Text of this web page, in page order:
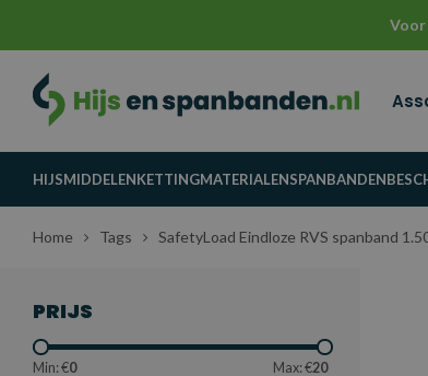
Voor
HIJSMIDDELENKETTINGMATERIALENSPANBANDEN
Home Tags SafetyLoad Eindloze RVS spanband
PRIJS
Min: €0 Max: €20